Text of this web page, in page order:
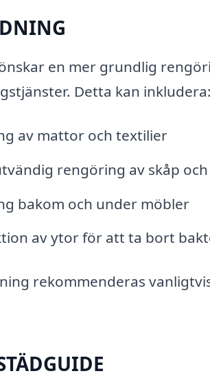
en mer grundlig
Detta kan inkludera:
av mattor och textilier
rengöring av skåp
bakom och under möbler
av ytor för att ta bort
rekommenderas